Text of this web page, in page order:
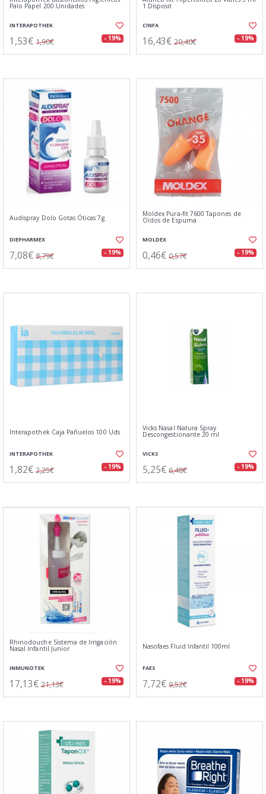
Palo Papel 200 Unidades
INTERAPOTHEK
1,53€ 1,90€ - 19%
1 Disposit
CINFA
16,43€ 20,40€ - 19%
Audispray Dolo Gotas Óticas 7g
DIEPHARMEX
7,08€ 8,79€ - 19%
Moldex Pura-fit 7600 Tapones de
Oídos de Espuma
MOLDEX
0,46€ 0,57€ - 19%
Interapothek Caja Pañuelos 100 Uds
INTERAPOTHEK
1,82€ 2,25€ - 19%
Vicks Nasal Natura Spray
Descongestionante 20 ml
VICKS
5,25€ 6,48€ - 19%
Rhinodouche Sistema de Irrigación
Nasal Infantil Junior
INMUNOTEK
17,13€ 21,13€ - 19%
Nasofaes Fluid Infantil 100ml
FAES
7,72€ 9,52€ - 19%